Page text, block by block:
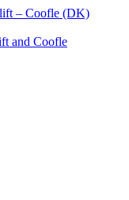
– Coofle (DK)
and Coofle